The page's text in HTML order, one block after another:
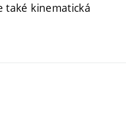
také kinematická